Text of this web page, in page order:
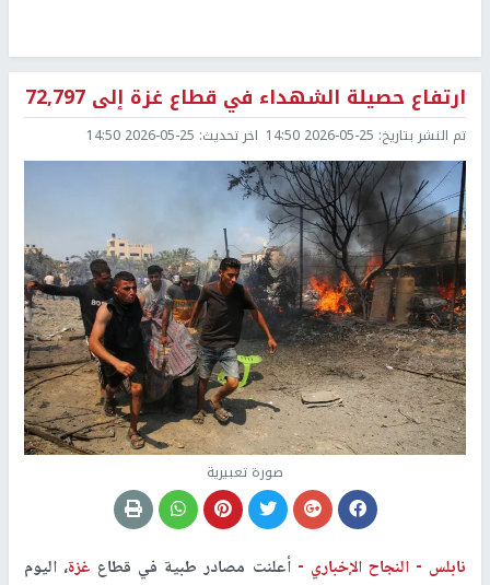
ارتفاع حصيلة الشهداء في قطاع غزة إلى 72,797
تم النشر بتاريخ: 2026-05-25 14:50 اخر تحديث: 2026-05-25 14:50
صورة تعبيرية
نابلس -النجاح الإخباري -أعلنت مصادر طبية في قطاع غزة، اليوم